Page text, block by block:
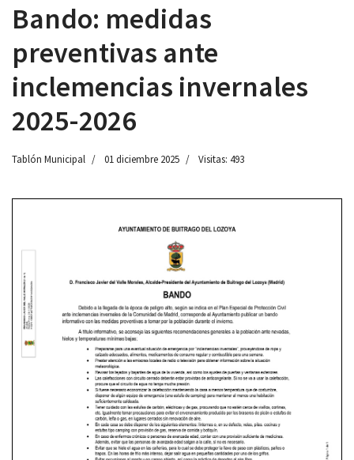
Bando: medidas
preventivas ante
inclemencias invernales
2025-2026
Tablón Municipal 01 diciembre 2025 Visitas: 493